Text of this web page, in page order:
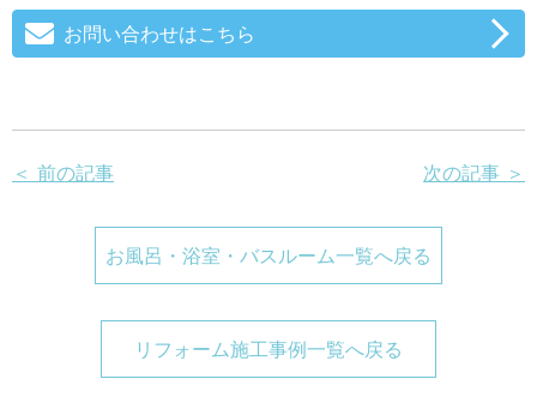
お問い合わせはこちら
＜ 前の記事 次の記事 ＞
お風呂・浴室・バスルーム一覧へ戻る
リフォーム施工事例一覧へ戻る